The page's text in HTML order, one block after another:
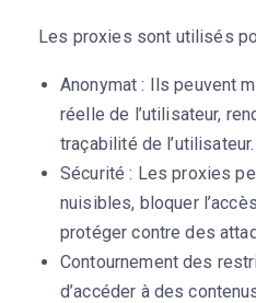
Les proxies sont utilisés
Anonymat : Ils peuvent
réelle de l’utilisateur,
traçabilité de l’utilisateur.
Sécurité : Les proxies
nuisibles, bloquer
protéger contre des
Contournement des
d’accéder à des